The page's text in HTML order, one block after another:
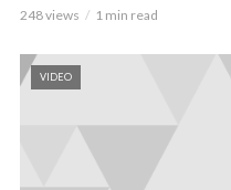
248 views 1 min read
VIDEO